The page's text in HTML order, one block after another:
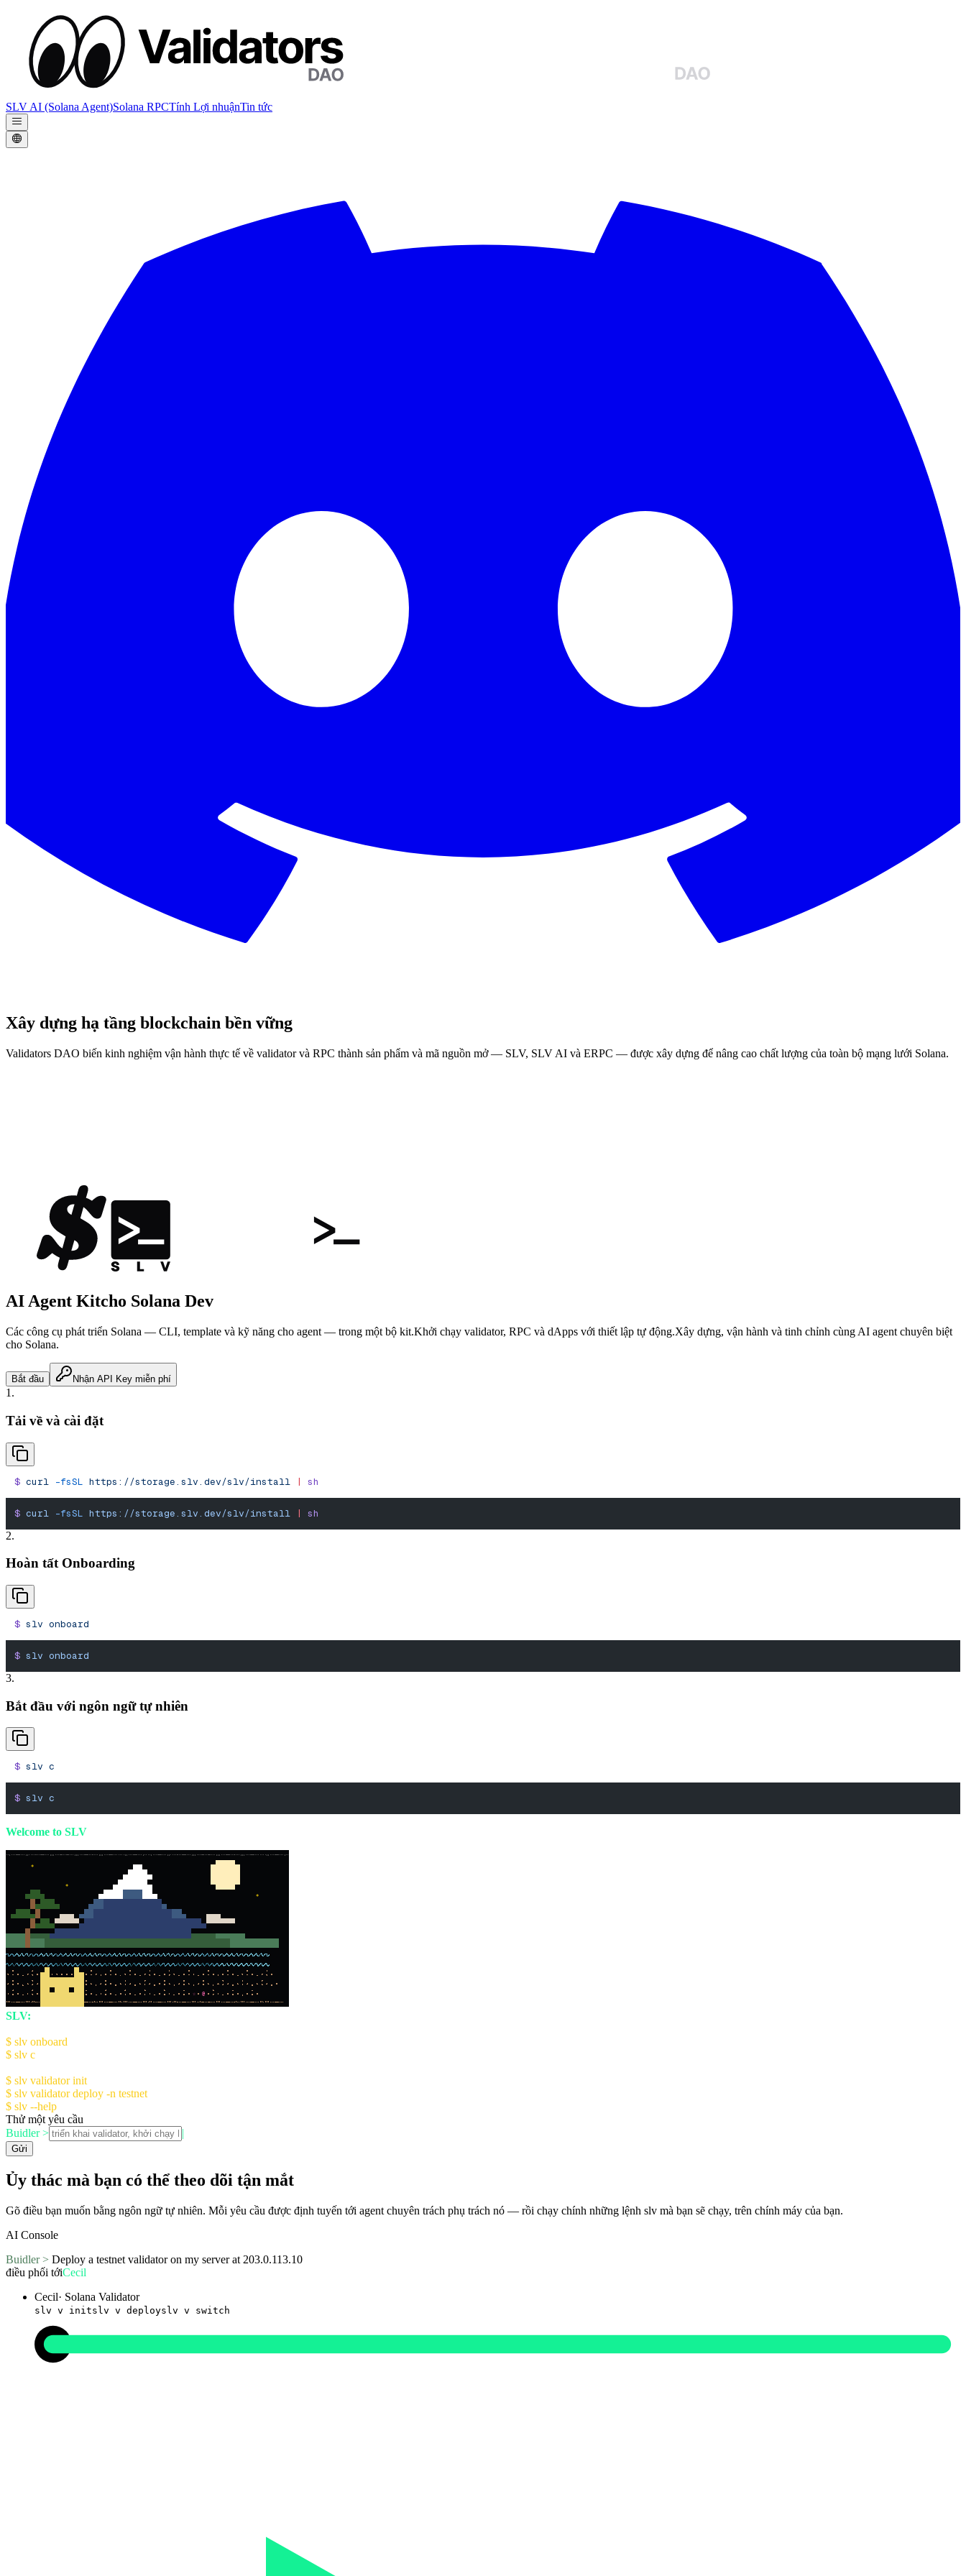
SLV AI (Solana Agent)Solana RPCTính Lợi nhuậnTin tức
Xây dựng hạ tầng blockchain bền vững
Validators DAO biến kinh nghiệm vận hành thực tế về validator và RPC thành sản phẩm và mã nguồn mở — SLV, SLV AI và ERPC — được xây dựng để nâng cao chất lượng của toàn bộ mạng lưới Solana.
AI Agent Kitcho Solana Dev
Các công cụ phát triển Solana — CLI, template và kỹ năng cho agent — trong một bộ kit.Khởi chạy validator, RPC và dApps với thiết lập tự động.Xây dựng, vận hành và tinh chỉnh cùng AI agent chuyên biệt
cho Solana.
Bắt đầu Nhận API Key miễn phí
1.
Tải về và cài đặt
$ curl -fsSL https://storage.slv.dev/slv/install | sh
$ curl -fsSL https://storage.slv.dev/slv/install |
sh
2.
Hoàn tất Onboarding
$ slv onboard
$ slv onboard
3.
Bắt đầu với ngôn ngữ tự nhiên
$ slv c
$ slv c
Welcome to SLV
*
*
*
☆ @
SLV:
$ slv onboard
$ slv c
$ slv validator init
$ slv validator deploy -n testnet
$ slv --help
Thử một yêu cầu
Buidler >
|
Gửi
Ủy thác mà bạn có thể theo dõi tận mắt
Gõ điều bạn muốn bằng ngôn ngữ tự nhiên. Mỗi yêu cầu được định tuyến tới agent chuyên trách phụ trách nó — rồi chạy chính những lệnh slv mà bạn sẽ chạy, trên chính máy của bạn.
AI Console
Buidler > Deploy a testnet validator on my server at 203.0.113.10
điều phối tớiCecil
Cecil· Solana Validator
slv v initslv v deployslv v switch